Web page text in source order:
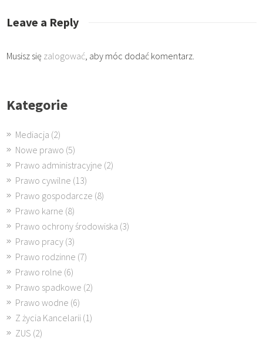
Leave a Reply
Musisz się zalogować, aby móc dodać komentarz.
Kategorie
Mediacja (2)
Nowe prawo (5)
Prawo administracyjne (2)
Prawo cywilne (13)
Prawo gospodarcze (8)
Prawo karne (8)
Prawo ochrony środowiska (3)
Prawo pracy (3)
Prawo rodzinne (7)
Prawo rolne (6)
Prawo spadkowe (2)
Prawo wodne (6)
Z życia Kancelarii (1)
ZUS (2)